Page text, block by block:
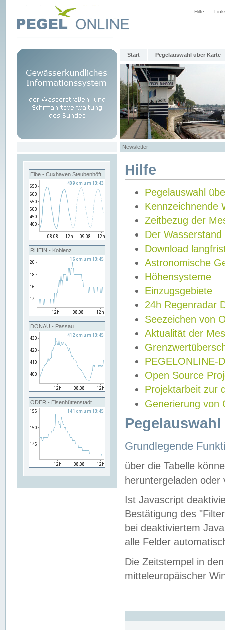
Hilfe
Start Pegelauswahl über Karte
Newsletter
Elbe - Cuxhaven Steubenhöft
RHEIN - Koblenz
DONAU - Passau
ODER - Eisenhüttenstadt
Hilfe
Pegelauswahl
Kennzeichnende
Zeitbezug der
Der Wasserstand
Download
Astronomische
Höhensysteme
Einzugsgebiete
24h Regenradar
Seezeichen von
Aktualität der
PEGELONLINE-
Open Source
Projektarbeit zur
Generierung von
Grundlegende
über die Tabelle
heruntergeladen oder
Ist Javascript
Bestätigung des
bei deaktiviertem
alle Felder
Die Zeitstempel in
mitteleuropäischer